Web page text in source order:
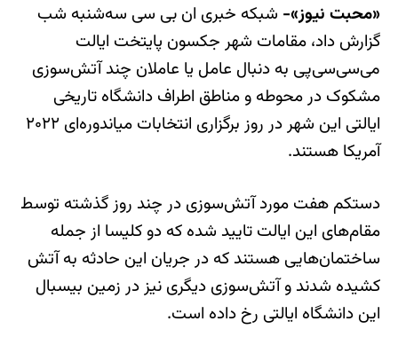
«محبت نیوز»- شبکه خبری ان بی سی سه‌شنبه شب
گزارش داد، مقامات شهر جکسون پایتخت ایالت
می‌سی‌سی‌پی به دنبال عامل یا عاملان چند آتش‌سوزی
مشکوک در محوطه و مناطق اطراف دانشگاه تاریخی
ایالتی این شهر در روز برگزاری انتخابات میاندوره‌ای ۲۰۲۲
آمریکا هستند.
دستکم هفت مورد آتش‌سوزی در چند روز گذشته توسط
مقام‌های این ایالت تایید شده که دو کلیسا از جمله
ساختمان‌هایی هستند که در جریان این حادثه به آتش
کشیده شدند و آتش‌سوزی دیگری نیز در زمین بیسبال
این دانشگاه ایالتی رخ داده است.